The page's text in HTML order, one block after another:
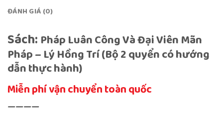
ĐÁNH GIÁ (0)
Sách: Pháp Luân Công Và Đại Viên Mãn
Pháp – Lý Hồng Trí (Bộ 2 quyển có hướng
dẫn thực hành)
Miễn phí vận chuyển toàn quốc
————